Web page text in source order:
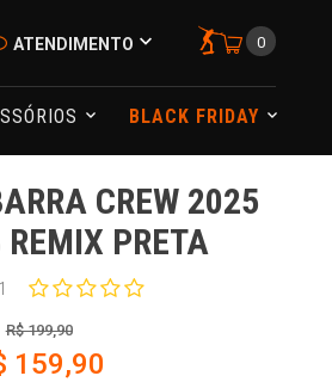
ATENDIMENTO 0
BLACK FRIDAY
CREW 2025
REMIX PRETA
R$ 199,90
159,90